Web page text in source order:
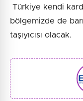
Türkiye kendi
bölgemizde de
taşıyıcısı olacak.